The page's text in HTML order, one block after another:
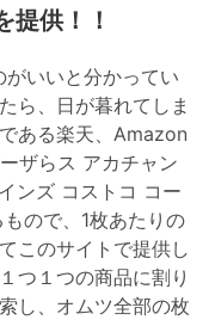
提供！！
いいと分かってい
ら、日が暮れてしま
ある楽天、Amazon
ザらス アカチャン
ンズ コストコ コー
ので、1枚あたりの
このサイトで提供し
つ１つの商品に割り
し、オムツ全部の枚